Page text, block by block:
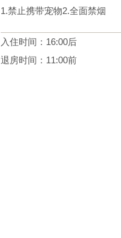
1.禁止携带宠物2.全面禁烟
入住时间：16:00后
退房时间：11:00前